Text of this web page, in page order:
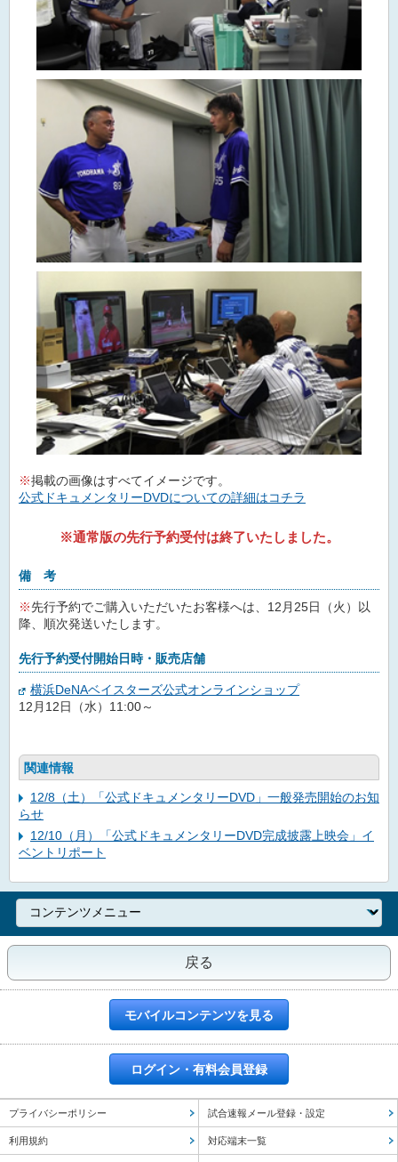
※掲載の画像はすべてイメージです。
公式ドキュメンタリーDVDについての詳細はコチラ
※通常版の先行予約受付は終了いたしました。
備 考
※先行予約でご購入いただいたお客様へは、12月25日（火）以
降、順次発送いたします。
先行予約受付開始日時・販売店舗
横浜DeNAベイスターズ公式オンラインショップ
12月12日（水）11:00～
関連情報
12/8（土）「公式ドキュメンタリーDVD」一般発売開始のお知
らせ
12/10（月）「公式ドキュメンタリーDVD完成披露上映会」イ
ベントリポート
戻る
モバイルコンテンツを見る
ログイン・有料会員登録
プライバシーポリシー 試合速報メール登録・設定
利用規約 対応端末一覧